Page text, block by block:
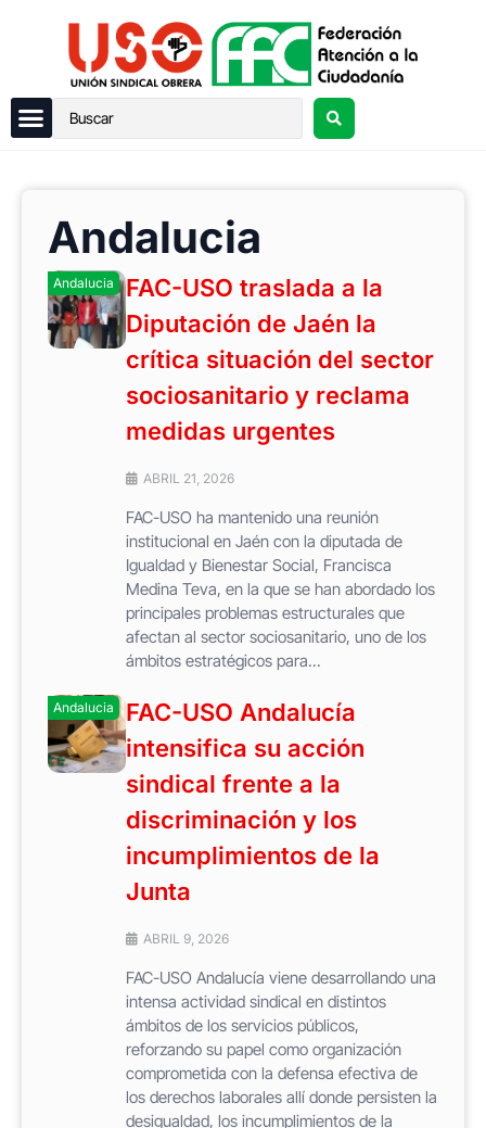
Andalucia
Andalucia
FAC-USO traslada a la
Diputación de Jaén la
crítica situación del sector
sociosanitario y reclama
medidas urgentes
ABRIL 21, 2026
FAC-USO ha mantenido una reunión
institucional en Jaén con la diputada de
Igualdad y Bienestar Social, Francisca
Medina Teva, en la que se han abordado los
principales problemas estructurales que
afectan al sector sociosanitario, uno de los
ámbitos estratégicos para...
Andalucia
FAC-USO Andalucía
intensifica su acción
sindical frente a la
discriminación y los
incumplimientos de la
Junta
ABRIL 9, 2026
FAC-USO Andalucía viene desarrollando una
intensa actividad sindical en distintos
ámbitos de los servicios públicos,
reforzando su papel como organización
comprometida con la defensa efectiva de
los derechos laborales allí donde persisten la
desigualdad, los incumplimientos de la